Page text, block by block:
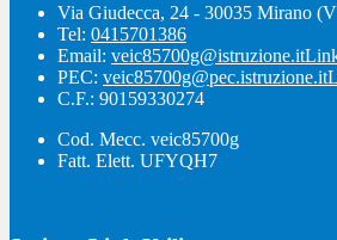
Via Giudecca, 24 - 30035 Mirano
Tel: 0415701386
Email: veic85700g@istruzione.it
PEC: veic85700g@pec.istruzione.it
C.F.: 90159330274
Cod. Mecc. veic85700g
Fatt. Elett. UFYQH7